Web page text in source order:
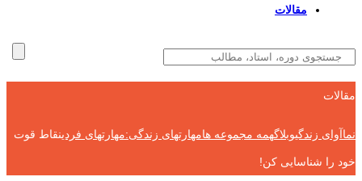
مقالات
مقالات
نماآوای زندگیوبلاگهمه مجموعه هامهارتهای زندگی:مهارتهای فردینقاط قوت
خود را شناسایی كن!